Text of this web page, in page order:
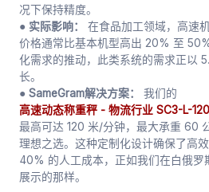
况下保持精度。
● 实际影响：在食品加工领域，高速
价格通常比基本机型高出 20% 至
化需求的推动，此类系统的需求正以
长。
● SameGram解决方案：
我们的
高速动态称重秤 - 物流行业 SC3-L-
最高可达 120 米/分钟，最大承重 60
理想之选。这种定制化设计确保了高
40% 的人工成本，正如我们在白俄罗
展示的那样。